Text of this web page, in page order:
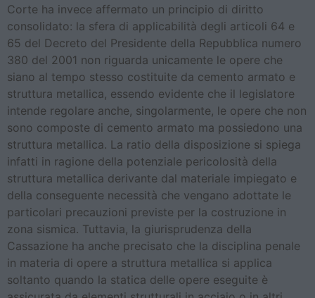
Corte ha invece affermato un principio di diritto
consolidato: la sfera di applicabilità degli articoli 64 e
65 del Decreto del Presidente della Repubblica numero
380 del 2001 non riguarda unicamente le opere che
siano al tempo stesso costituite da cemento armato e
struttura metallica, essendo evidente che il legislatore
intende regolare anche, singolarmente, le opere che non
sono composte di cemento armato ma possiedono una
struttura metallica. La ratio della disposizione si spiega
infatti in ragione della potenziale pericolosità della
struttura metallica derivante dal materiale impiegato e
della conseguente necessità che vengano adottate le
particolari precauzioni previste per la costruzione in
zona sismica. Tuttavia, la giurisprudenza della
Cassazione ha anche precisato che la disciplina penale
in materia di opere a struttura metallica si applica
soltanto quando la statica delle opere eseguite è